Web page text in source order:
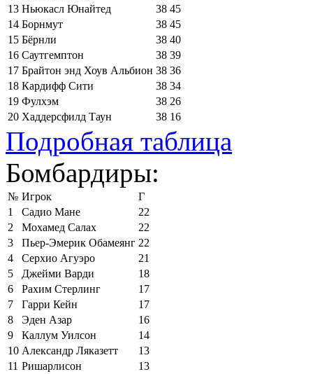
13 Ньюкасл Юнайтед 38 45
14 Борнмут 38 45
15 Бёрнли 38 40
16 Саутгемптон 38 39
17 Брайтон энд Хоув Альбион 38 36
18 Кардифф Сити 38 34
19 Фулхэм 38 26
20 Хаддерсфилд Таун 38 16
Подробная таблица
Бомбардиры:
№ Игрок
Г
1
Садио Мане
22
2
Мохамед Салах
22
3
Пьер-Эмерик Обамеянг 22
4
Серхио Агуэро
21
5
Джейми Варди
18
6
Рахим Стерлинг
17
7
Гарри Кейн
17
8
Эден Азар
16
9
Каллум Уилсон
14
10 Александр Ляказетт
13
11 Ришарлисон
13